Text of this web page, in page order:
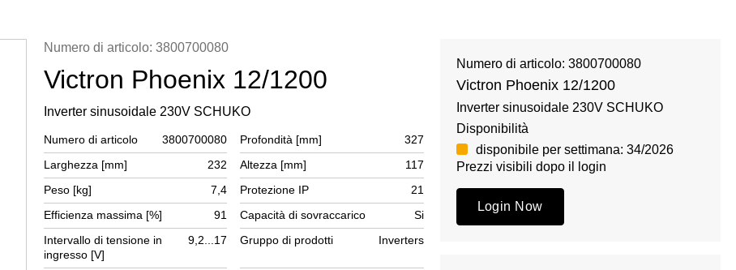
Numero di articolo: 3800700080
Victron Phoenix 12/1200
Inverter sinusoidale 230V SCHUKO
Numero di articolo 3800700080 Profondità [mm]
327
Larghezza [mm]
232 Altezza [mm]
117
Peso [kg]
7,4 Protezione IP
21
Efficienza massima [%]
91 Capacità di sovraccarico
Si
Intervallo di tensione in
ingresso [V]
9,2...17 Gruppo di prodotti Inverters
Numero di articolo: 3800700080
Victron Phoenix 12/1200
Inverter sinusoidale 230V SCHUKO
Disponibilità
disponibile per settimana: 34/2026
Prezzi visibili dopo il login
Login Now